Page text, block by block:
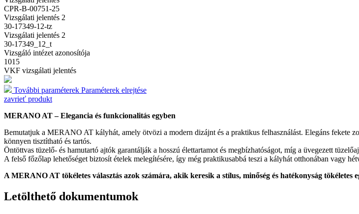
CPR-B-00751-25
Vizsgálati jelentés 2
30-17349-12-tz
Vizsgálati jelentés 2
30-17349_12_t
Vizsgáló intézet azonosítója
1015
VKF vizsgálati jelentés
További paraméterek Paraméterek elrejtése
zavrieť produkt
MERANO AT – Elegancia és funkcionalitás egyben
Bemutatjuk a MERANO AT kályhát, amely ötvözi a modern dizájnt és a praktikus felhasználást. Elegáns fekete
könnyen tisztítható és tartós.
Öntöttvas tüzelő- és hamutartó ajtók garantálják a hosszú élettartamot és megbízhatóságot, míg a üvegezett
A felső főzőlap lehetőséget biztosít ételek melegítésére, így még praktikusabbá teszi a kályhát otthonában vagy
A MERANO AT tökéletes választás azok számára, akik keresik a stílus, minőség és hatékonyság tökéletes
Letölthető dokumentumok